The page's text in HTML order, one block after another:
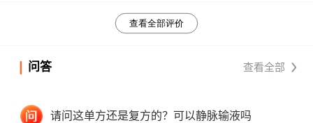
查看全部评价
问答 查看全部
请问这单方还是复方的？可以静脉输液吗